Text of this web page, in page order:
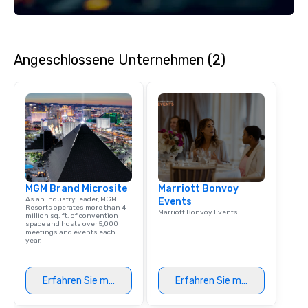
Angeschlossene Unternehmen (2)
MGM Brand Microsite
As an industry leader, MGM
Resorts operates more than 4
million sq. ft. of convention
space and hosts over 5,000
meetings and events each
year.
Erfahren Sie mehr
Marriott Bonvoy
Events
Marriott Bonvoy Events
Erfahren Sie mehr